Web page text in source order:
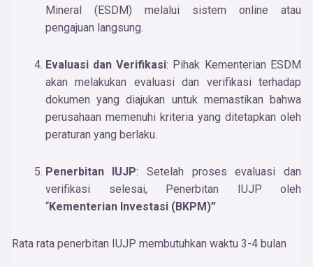
Mineral (ESDM) melalui sistem online atau
pengajuan langsung.
Evaluasi dan Verifikasi: Pihak Kementerian ESDM
akan melakukan evaluasi dan verifikasi terhadap
dokumen yang diajukan untuk memastikan bahwa
perusahaan memenuhi kriteria yang ditetapkan oleh
peraturan yang berlaku.
Penerbitan IUJP: Setelah proses evaluasi dan
verifikasi selesai, Penerbitan IUJP oleh
“Kementerian Investasi (BKPM)”
Rata rata penerbitan IUJP membutuhkan waktu 3-4 bulan